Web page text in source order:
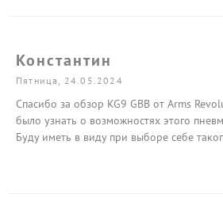
Константин
Пятница, 24.05.2024
Спасибо за обзор KG9 GBB от Arms
было узнать о возможностях этого
Буду иметь в виду при выборе себе